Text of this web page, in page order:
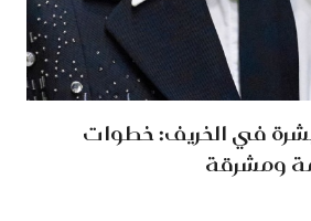
في الخريف: خطوات
ومشرقة